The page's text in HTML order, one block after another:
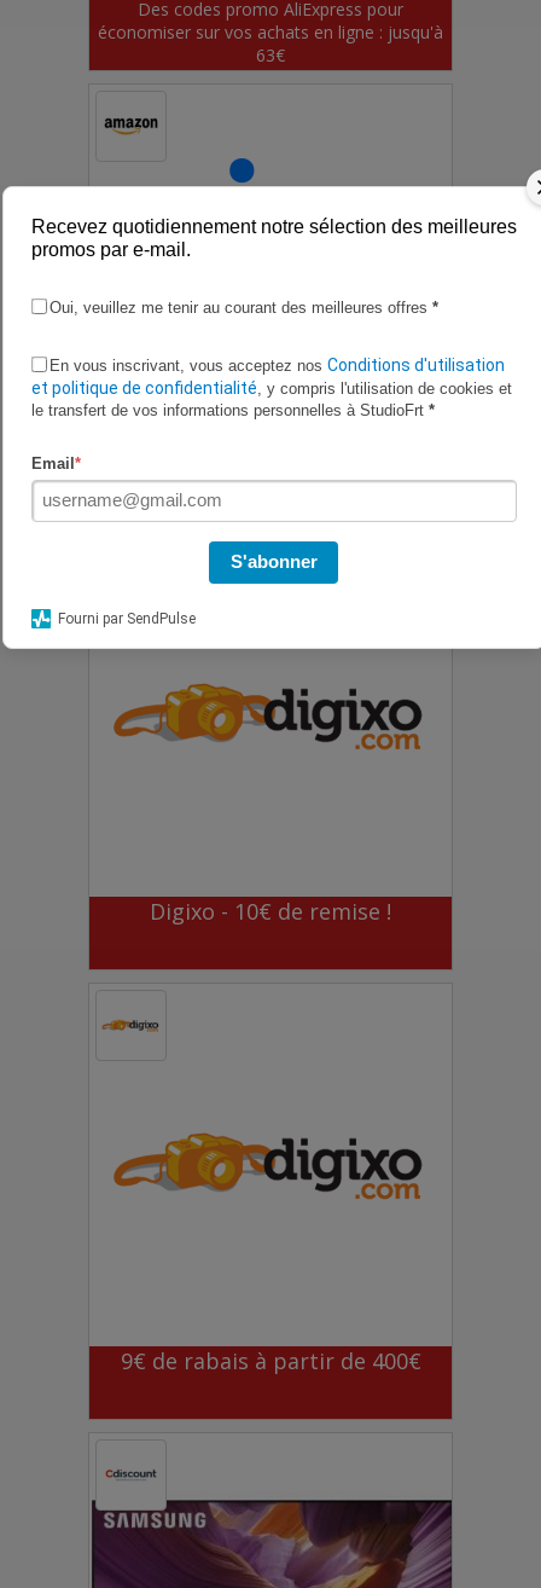
Des codes promo AliExpress pour
économiser sur vos achats en ligne : jusqu'à
63€
offre à ne pas manquer pour les nouveaux
Digixo - 10€ de remise !
9€ de rabais à partir de 400€
Recevez quotidiennement notre sélection des meilleures
promos par e-mail.
Oui, veuillez me tenir au courant des meilleures offres *
En vous inscrivant, vous acceptez nos Conditions d'utilisation
et politique de confidentialité , y compris l'utilisation de cookies et
le transfert de vos informations personnelles à StudioFrt *
Email *
S'abonner
Fourni par SendPulse